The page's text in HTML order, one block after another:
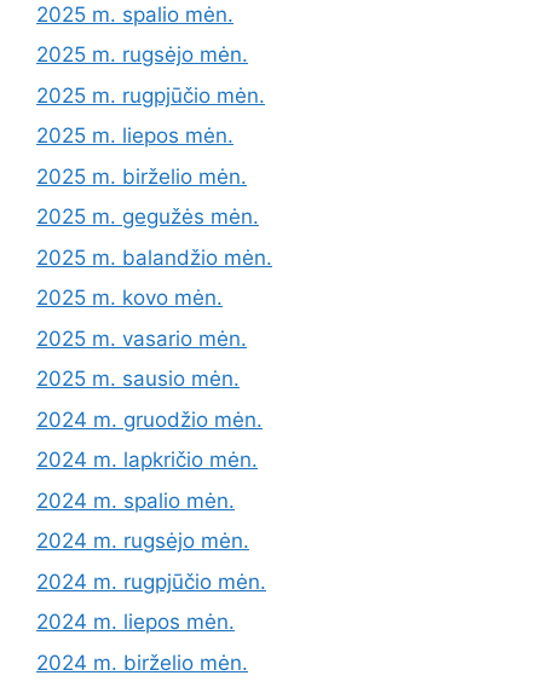
2025 m. spalio mėn.
2025 m. rugsėjo mėn.
2025 m. rugpjūčio mėn.
2025 m. liepos mėn.
2025 m. birželio mėn.
2025 m. gegužės mėn.
2025 m. balandžio mėn.
2025 m. kovo mėn.
2025 m. vasario mėn.
2025 m. sausio mėn.
2024 m. gruodžio mėn.
2024 m. lapkričio mėn.
2024 m. spalio mėn.
2024 m. rugsėjo mėn.
2024 m. rugpjūčio mėn.
2024 m. liepos mėn.
2024 m. birželio mėn.